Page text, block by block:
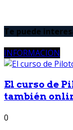
Te puede
INFORMACION
El curso de
también
0